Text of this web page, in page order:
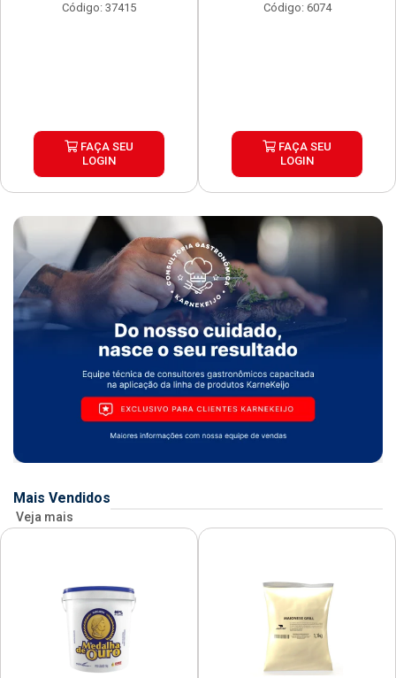
Código: 37415
FAÇA SEU
LOGIN
Código: 6074
FAÇA SEU
LOGIN
Mais Vendidos
Veja mais